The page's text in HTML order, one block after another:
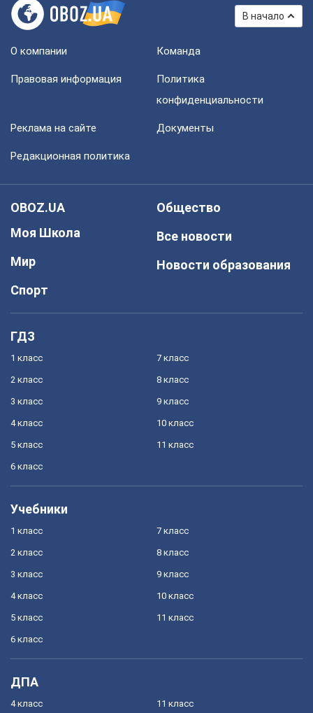
В начало
О компании Команда
Правовая информация
Политика
конфиденциальности
Реклама на сайте Документы
Редакционная политика
OBOZ.UA
Моя Школа
Мир
Спорт
Общество
Все новости
Новости образования
ГДЗ
1 класс
2 класс
3 класс
4 класс
5 класс
6 класс
7 класс
8 класс
9 класс
10 класс
11 класс
Учебники
1 класс
2 класс
3 класс
4 класс
5 класс
6 класс
7 класс
8 класс
9 класс
10 класс
11 класс
ДПА
4 класс 11 класс